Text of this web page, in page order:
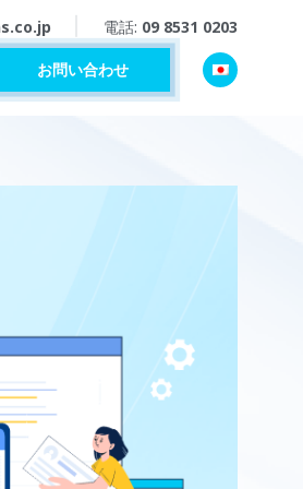
電話: 09 8531 0203
お問い合わせ